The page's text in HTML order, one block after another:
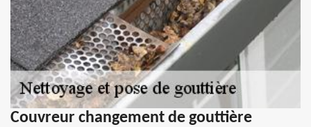
Couvreur changement de gouttière